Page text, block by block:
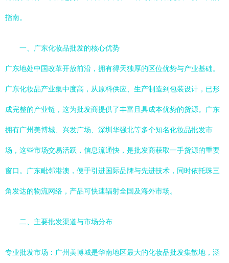
指南。
一、广东化妆品批发的核心优势
广东地处中国改革开放前沿，拥有得天独厚的区位优势与产业基础。
广东化妆品产业集中度高，从原料供应、生产制造到包装设计，已形
成完整的产业链，这为批发商提供了丰富且具成本优势的货源。广东
拥有广州美博城、兴发广场、深圳华强北等多个知名化妆品批发市
场，这些市场交易活跃，信息流通快，是批发商获取一手货源的重要
窗口。广东毗邻港澳，便于引进国际品牌与先进技术，同时依托珠三
角发达的物流网络，产品可快速辐射全国及海外市场。
二、主要批发渠道与市场分布
专业批发市场：广州美博城是华南地区最大的化妆品批发集散地，涵